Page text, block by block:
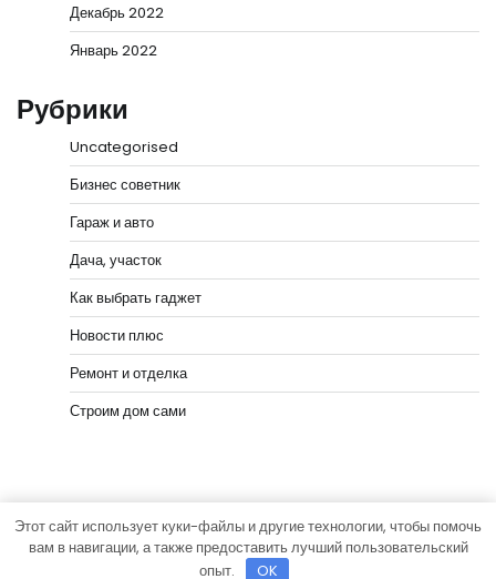
Декабрь 2022
Январь 2022
Рубрики
Uncategorised
Бизнес советник
Гараж и авто
Дача, участок
Как выбрать гаджет
Новости плюс
Ремонт и отделка
Строим дом сами
Copyright © 2026Мастера РемонтаТема News Bank
Этот сайт использует куки-файлы и другие технологии, чтобы помочь
вам в навигации, а также предоставить лучший пользовательский
опыт.
OK